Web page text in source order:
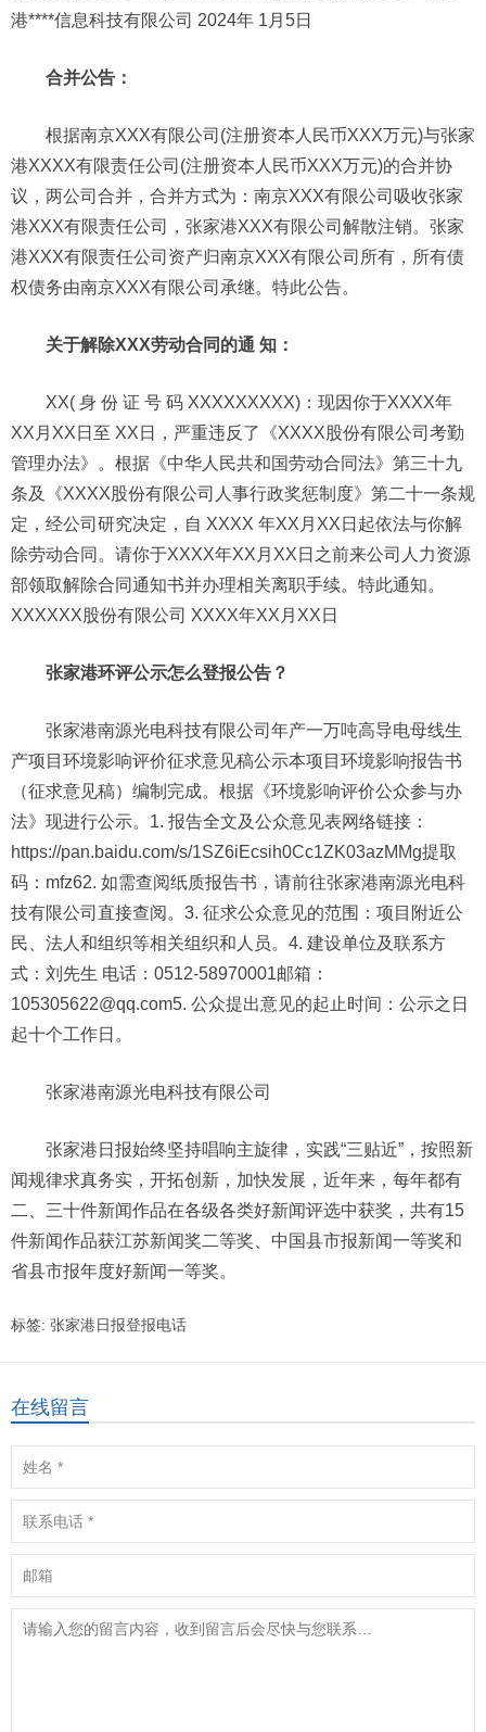
港****信息科技有限公司 2024年 1月5日
合并公告：
根据南京XXX有限公司(注册资本人民币XXX万元)与张家
港XXXX有限责任公司(注册资本人民币XXX万元)的合并协
议，两公司合并，合并方式为：南京XXX有限公司吸收张家
港XXX有限责任公司，张家港XXX有限公司解散注销。张家
港XXX有限责任公司资产归南京XXX有限公司所有，所有债
权债务由南京XXX有限公司承继。特此公告。
关于解除XXX劳动合同的通 知：
XX( 身 份 证 号 码 XXXXXXXXX)：现因你于XXXX年
XX月XX日至 XX日，严重违反了《XXXX股份有限公司考勤
管理办法》。根据《中华人民共和国劳动合同法》第三十九
条及《XXXX股份有限公司人事行政奖惩制度》第二十一条规
定，经公司研究决定，自 XXXX 年XX月XX日起依法与你解
除劳动合同。请你于XXXX年XX月XX日之前来公司人力资源
部领取解除合同通知书并办理相关离职手续。特此通知。
XXXXXX股份有限公司 XXXX年XX月XX日
张家港环评公示怎么登报公告？
张家港南源光电科技有限公司年产一万吨高导电母线生
产项目环境影响评价征求意见稿公示本项目环境影响报告书
（征求意见稿）编制完成。根据《环境影响评价公众参与办
法》现进行公示。1. 报告全文及公众意见表网络链接：
https://pan.baidu.com/s/1SZ6iEcsih0Cc1ZK03azMMg提取
码：mfz62. 如需查阅纸质报告书，请前往张家港南源光电科
技有限公司直接查阅。3. 征求公众意见的范围：项目附近公
民、法人和组织等相关组织和人员。4. 建设单位及联系方
式：刘先生 电话：0512-58970001邮箱：
105305622@qq.com5. 公众提出意见的起止时间：公示之日
起十个工作日。
张家港南源光电科技有限公司
张家港日报始终坚持唱响主旋律，实践“三贴近”，按照新
闻规律求真务实，开拓创新，加快发展，近年来，每年都有
二、三十件新闻作品在各级各类好新闻评选中获奖，共有15
件新闻作品获江苏新闻奖二等奖、中国县市报新闻一等奖和
省县市报年度好新闻一等奖。
标签: 张家港日报登报电话
在线留言